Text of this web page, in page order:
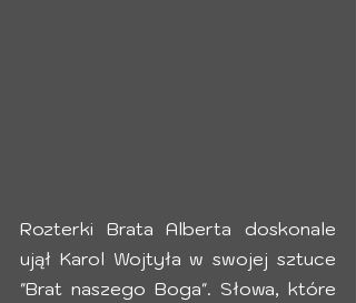
Rozterki Brata Alberta doskonale
ujął Karol Wojtyła w swojej sztuce
"Brat naszego Boga". Słowa, które